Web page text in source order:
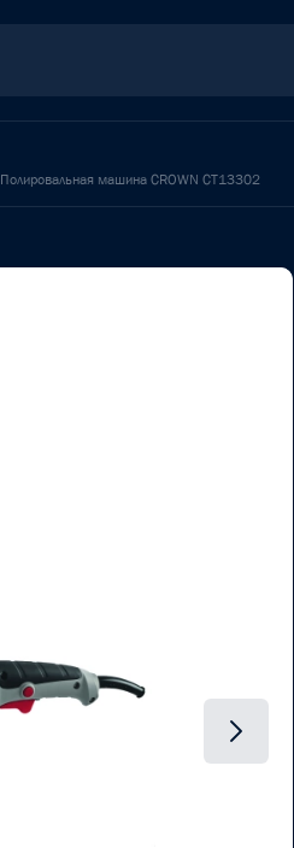
Полировальная машина CROWN CT13302